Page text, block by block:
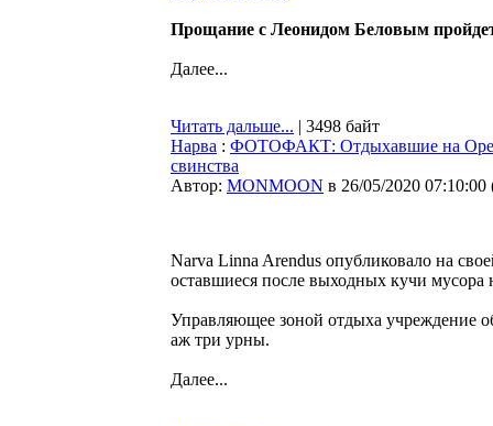
Прощание с Леонидом Беловым
Далее...
Читать дальше... | 3498 байт
Нарва : ФОТОФАКТ: Отдыхавшие на
свинства
Автор: MONMOON в 26/05/2020 07:10:00
Narva Linna Arendus опубликовало на
оставшиеся после выходных кучи
Управляющее зоной отдыха учреждение
аж три урны.
Далее...